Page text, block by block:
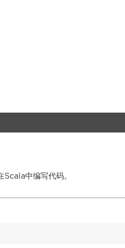
Scala中编写代码。